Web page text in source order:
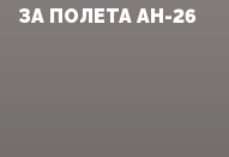
ЗА ПОЛЕТА АН-26‍